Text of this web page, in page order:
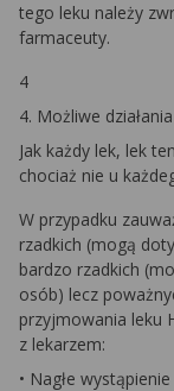
tego leku należy
farmaceuty.
4
4. Możliwe
Jak każdy lek, lek
chociaż nie u
W przypadku
rzadkich (mogą
bardzo rzadkich
osób) lecz
przyjmowania leku
z lekarzem:
• Nagłe